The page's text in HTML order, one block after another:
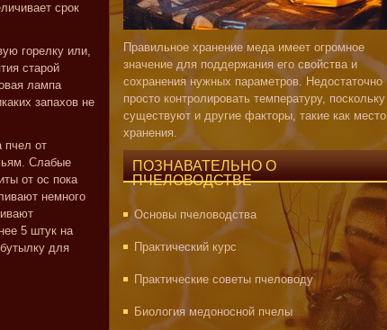
срок
горелку или,
старой
лампа
запахов не
пчел от
Слабые
от ос пока
немного
5 штук на
для
Правильное хранение меда имеет огромное
значение для поддержания его свойства и
сохранения нужных параметров. Недостаточно
просто контролировать температуру, поскольку
существуют и другие факторы, такие как место
хранения.
ПОЗНАВАТЕЛЬНО О
ПЧЕЛОВОДСТВЕ
Основы пчеловодства
Практический курс
Практические советы пчеловоду
Биология медоносной пчелы